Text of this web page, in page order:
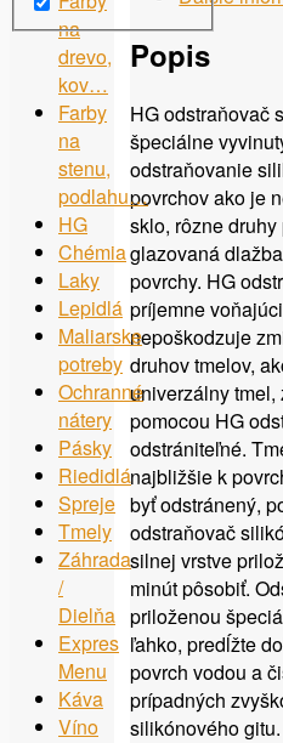
Popis
HG odstraňovač
špeciálne
odstraňovanie
povrchov ako je
sklo, rôzne
glazovaná
povrchy. HG
príjemne
nepoškodzuje
druhov tmelov,
univerzálny tmel,
pomocou HG
odstrániteľné.
najbližšie k
byť odstránený,
odstraňovač
silnej vrstve
minút pôsobiť.
priloženou
ľahko, predĺžte
povrch vodou a
prípadných
silikónového gitu.
na
drevo,
kov…
Farby
na
stenu,
podlahu…
HG
Chémia
Laky
Lepidlá
Maliarske
potreby
Ochranné
nátery
Pásky
Riedidlá
Spreje
Tmely
Záhrada
/
Dielňa
Expres
Menu
Káva
Víno